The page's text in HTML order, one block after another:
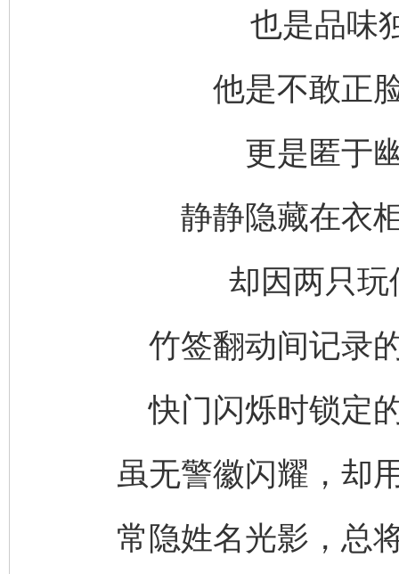
也是品味
他是不敢正
更是匿于
静静隐藏在衣
却因两只
竹签翻动间记录
快门闪烁时锁定
虽无警徽闪耀，却
常隐姓名光影，总